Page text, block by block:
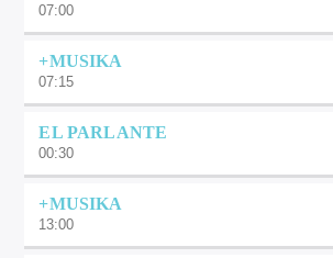
07:00
+MUSIKA
07:15
EL PARLANTE
00:30
+MUSIKA
13:00